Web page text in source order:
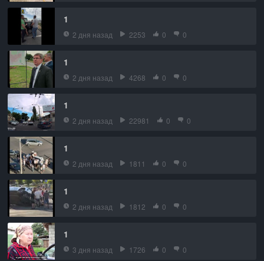
1
2 дня назад 2253 0 0
1
2 дня назад 4268 0 0
1
2 дня назад 22981 0 0
1
2 дня назад 1811 0 0
1
2 дня назад 1812 0 0
1
3 дня назад 1726 0 0